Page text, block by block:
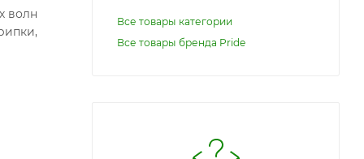
волн
Все товары категории
Все товары бренда Pride